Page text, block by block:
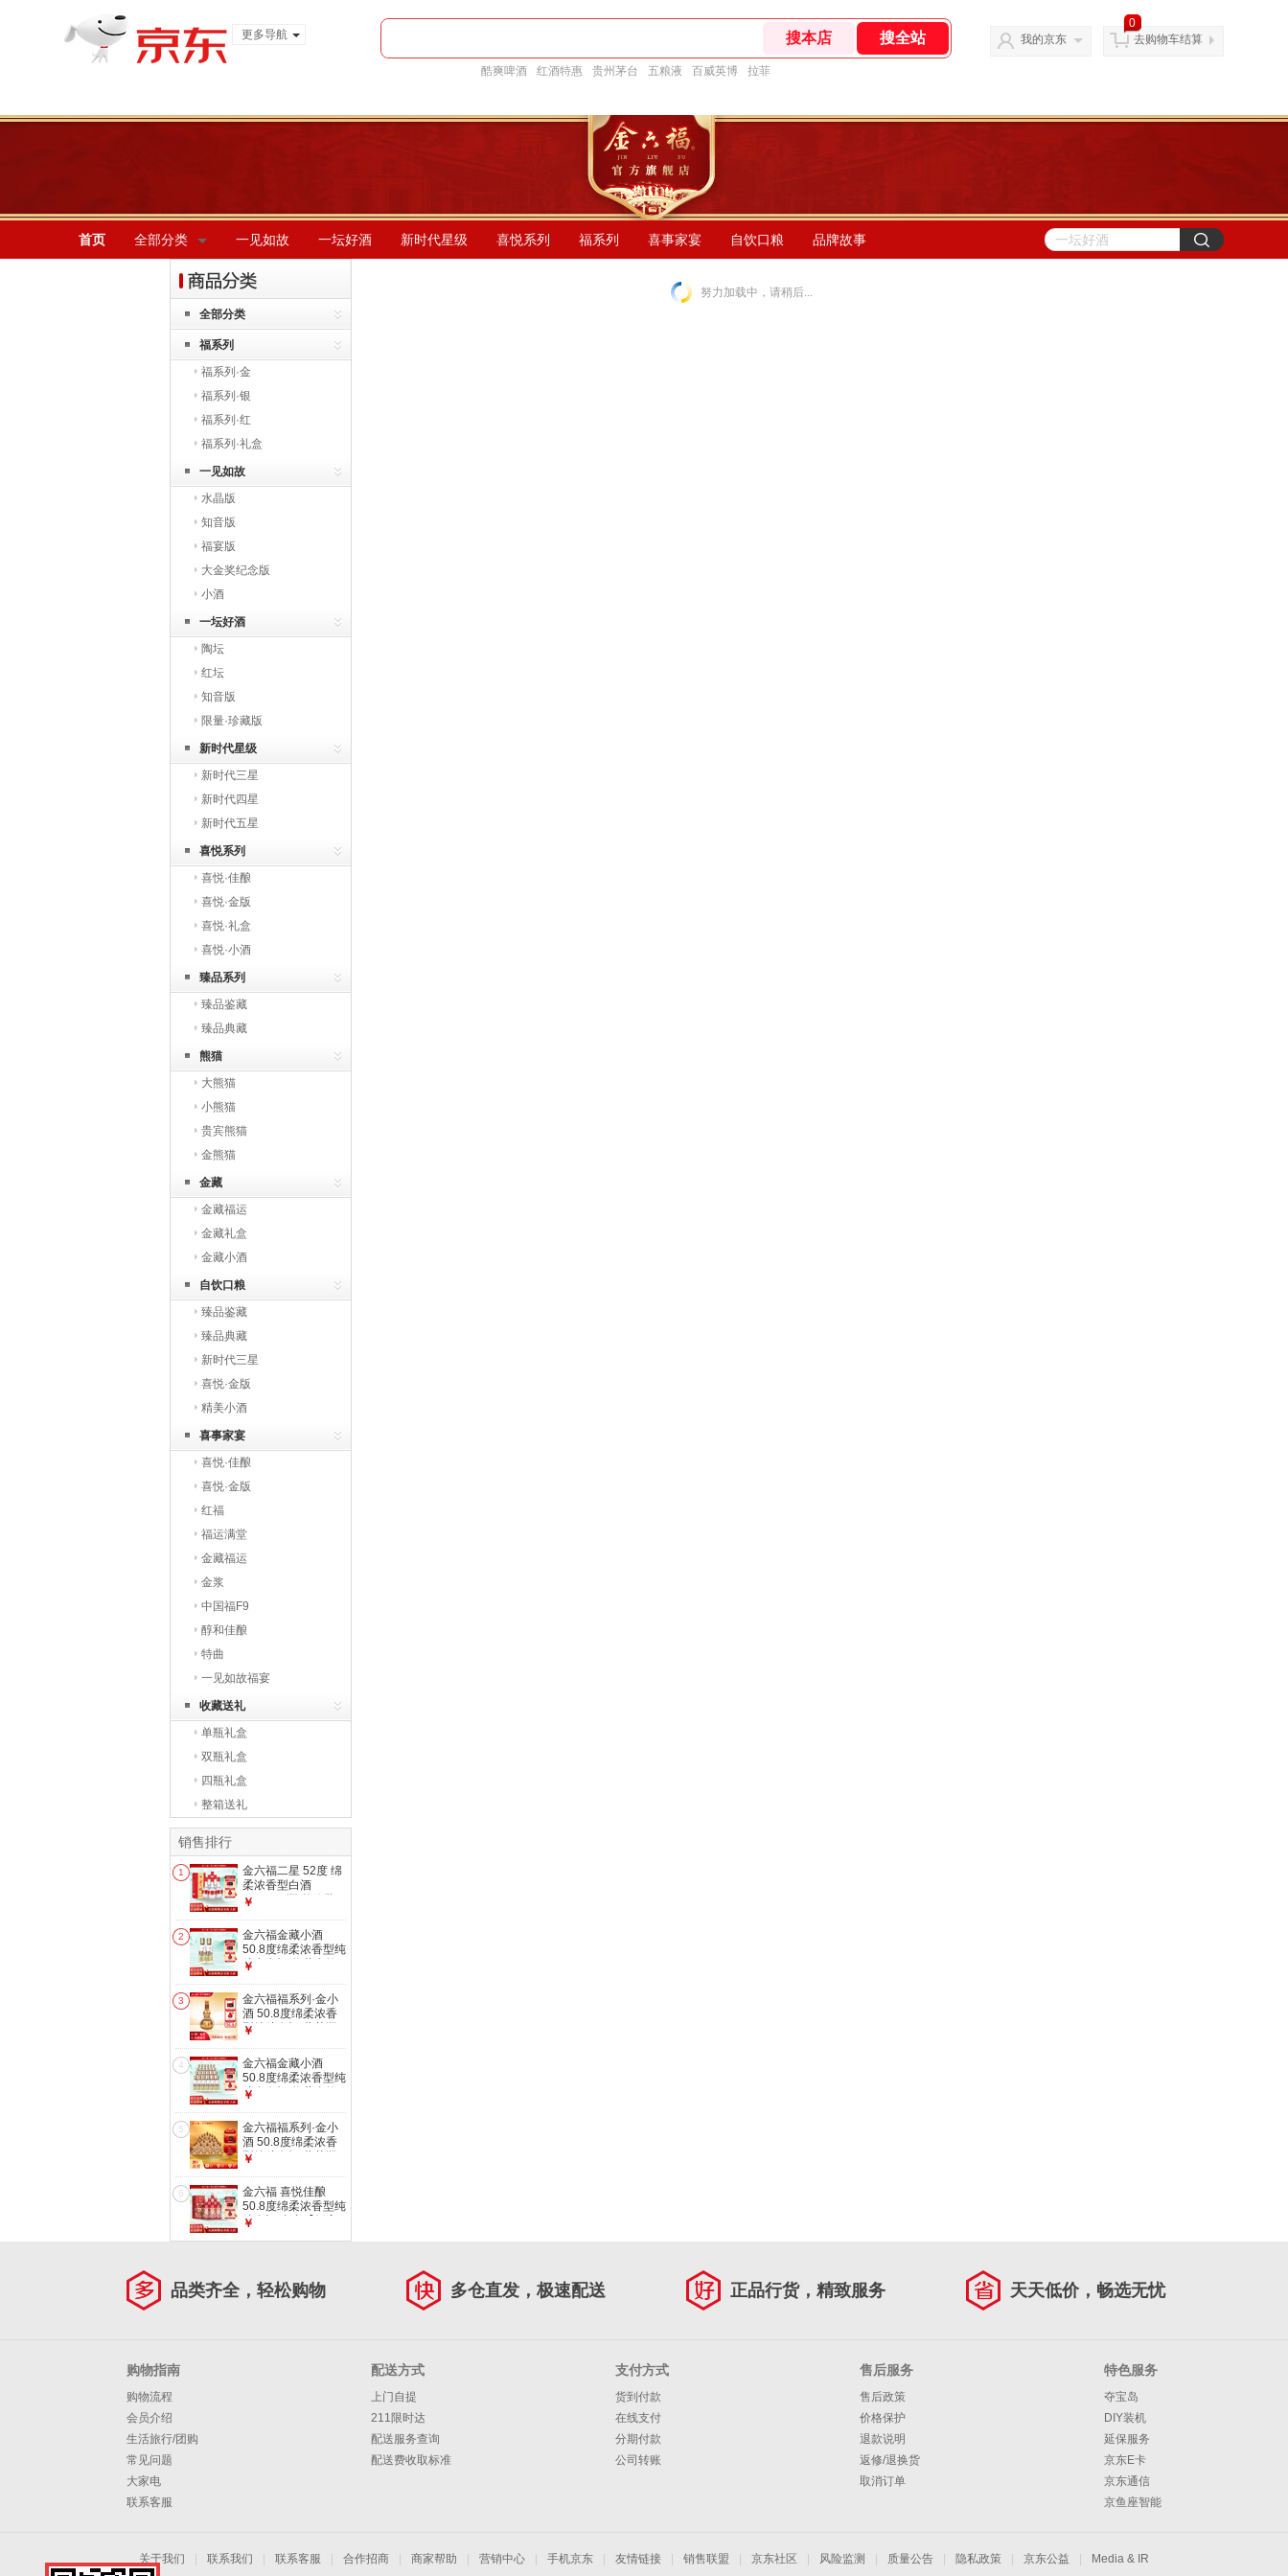
更多导航
酷爽啤酒 红酒特惠 贵州茅台 五粮液 百威英博 拉菲
我的京东
0
去购物车结算
首页 全部分类 一见如故 一坛好酒 新时代星级 喜悦系列 福系列 喜事家宴 自饮口粮 品牌故事
全部分类
福系列
福系列·金
福系列·银
福系列·红
福系列·礼盒
一见如故
水晶版
知音版
福宴版
大金奖纪念版
小酒
一坛好酒
陶坛
红坛
知音版
限量·珍藏版
新时代星级
新时代三星
新时代四星
新时代五星
喜悦系列
喜悦·佳酿
喜悦·金版
喜悦·礼盒
喜悦·小酒
臻品系列
臻品鉴藏
臻品典藏
熊猫
大熊猫
小熊猫
贵宾熊猫
金熊猫
金藏
金藏福运
金藏礼盒
金藏小酒
自饮口粮
臻品鉴藏
臻品典藏
新时代三星
喜悦·金版
精美小酒
喜事家宴
喜悦·佳酿
喜悦·金版
红福
福运满堂
金藏福运
金浆
中国福F9
醇和佳酿
特曲
一见如故福宴
收藏送礼
单瓶礼盒
双瓶礼盒
四瓶礼盒
整箱送礼
销售排行
1
金六福二星 52度 绵
柔浓香型白酒
500ml*6瓶 整箱装
500mL 6瓶 整箱装
￥
2
金六福金藏小酒
50.8度绵柔浓香型纯
粮食白酒 收藏自饮
50.8%vol 100mL 2
瓶 两瓶装 50.8度
￥
3
金六福福系列·金小
酒 50.8度绵柔浓香
型纯粮白酒 葫芦瓶
50.8%vol 100mL 1
瓶 单瓶装
￥
4
金六福金藏小酒
50.8度绵柔浓香型纯
粮食白酒 收藏自饮
50.8%vol 100mL
24瓶 整箱装 50.8度
￥
5
金六福福系列·金小
酒 50.8度绵柔浓香
型纯粮白酒 葫芦瓶
50.8%vol 100mL
24瓶 整箱装
￥
6
金六福 喜悦佳酿
50.8度绵柔浓香型纯
粮白酒 喜事【婚宴
￥
努力加载中，请稍后...
品类齐全，轻松购物 多仓直发，极速配送 正品行货，精致服务 天天低价，畅选无忧
购物指南
购物流程
会员介绍
生活旅行/团购
常见问题
大家电
联系客服
配送方式
上门自提
211限时达
配送服务查询
配送费收取标准
支付方式
货到付款
在线支付
分期付款
公司转账
售后服务
售后政策
价格保护
退款说明
返修/退换货
取消订单
特色服务
夺宝岛
DIY装机
延保服务
京东E卡
京东通信
京鱼座智能
关于我们 联系我们 联系客服 合作招商 商家帮助 营销中心 手机京东 友情链接 销售联盟 京东社区 风险监测 质量公告 隐私政策 京东公益 Media & IR